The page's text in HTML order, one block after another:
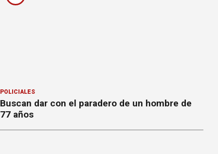
POLICIALES
Buscan dar con el paradero de un hombre de
77 años